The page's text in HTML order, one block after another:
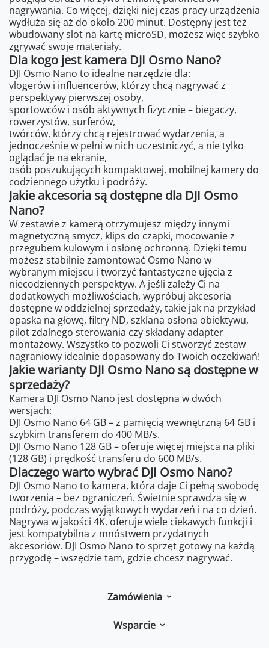
nagrywania. Co więcej, dzięki niej czas pracy urządzenia
wydłuża się aż do około 200 minut. Dostępny jest też
wbudowany slot na kartę microSD, możesz więc szybko
zgrywać swoje materiały.
Dla kogo jest kamera DJI Osmo Nano?
DJI Osmo Nano to idealne narzędzie dla:
vlogerów i influencerów, którzy chcą nagrywać z
perspektywy pierwszej osoby,
sportowców i osób aktywnych fizycznie – biegaczy,
rowerzystów, surferów,
twórców, którzy chcą rejestrować wydarzenia, a
jednocześnie w pełni w nich uczestniczyć, a nie tylko
oglądać je na ekranie,
osób poszukujących kompaktowej, mobilnej kamery do
codziennego użytku i podróży.
Jakie akcesoria są dostępne dla DJI Osmo
Nano?
W zestawie z kamerą otrzymujesz między innymi
magnetyczną smycz, klips do czapki, mocowanie z
przegubem kulowym i osłonę ochronną. Dzięki temu
możesz stabilnie zamontować Osmo Nano w
wybranym miejscu i tworzyć fantastyczne ujęcia z
niecodziennych perspektyw. A jeśli zależy Ci na
dodatkowych możliwościach, wypróbuj akcesoria
dostępne w oddzielnej sprzedaży, takie jak na przykład
opaska na głowę, filtry ND, szklana osłona obiektywu,
pilot zdalnego sterowania czy składany adapter
montażowy. Wszystko to pozwoli Ci stworzyć zestaw
nagraniowy idealnie dopasowany do Twoich oczekiwań!
Jakie warianty DJI Osmo Nano są dostępne w
sprzedaży?
Kamera DJI Osmo Nano jest dostępna w dwóch
wersjach:
DJI Osmo Nano 64 GB – z pamięcią wewnętrzną 64 GB i
szybkim transferem do 400 MB/s.
DJI Osmo Nano 128 GB – oferuje więcej miejsca na pliki
(128 GB) i prędkość transferu do 600 MB/s.
Dlaczego warto wybrać DJI Osmo Nano?
DJI Osmo Nano to kamera, która daje Ci pełną swobodę
tworzenia – bez ograniczeń. Świetnie sprawdza się w
podróży, podczas wyjątkowych wydarzeń i na co dzień.
Nagrywa w jakości 4K, oferuje wiele ciekawych funkcji i
jest kompatybilna z mnóstwem przydatnych
akcesoriów. DJI Osmo Nano to sprzęt gotowy na każdą
przygodę – wszędzie tam, gdzie chcesz nagrywać.
Zamówienia
Wsparcie